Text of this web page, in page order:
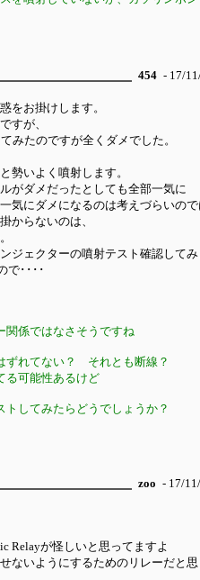
454 - 17/
をお掛けします。
すが、
みたのですが全くダメでした。
勢いよく噴射します。
がダメだったとしても全部一気に
気にダメになるのは考えづらいので
からないのは、
ジェクターの噴射テスト確認してみ
で････
係ではなさそうですね
ずれてない？ それとも断線？
る可能性あるけど
してみたらどうでしょうか？
zoo - 17/
が怪しいと思ってますよ
ないようにするためのリレーだと思